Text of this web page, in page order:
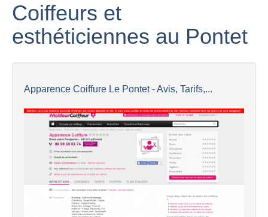
Coiffeurs et
esthéticiennes au Pontet
Apparence Coiffure Le Pontet - Avis, Tarifs,...